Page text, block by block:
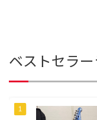
ベストセラ